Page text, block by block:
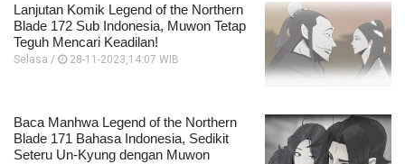
Lanjutan Komik Legend of the Northern
Blade 172 Sub Indonesia, Muwon Tetap
Teguh Mencari Keadilan!
Selasa / 28-11-2023,14:07 WIB
Baca Manhwa Legend of the Northern
Blade 171 Bahasa Indonesia, Sedikit
Seteru Un-Kyung dengan Muwon